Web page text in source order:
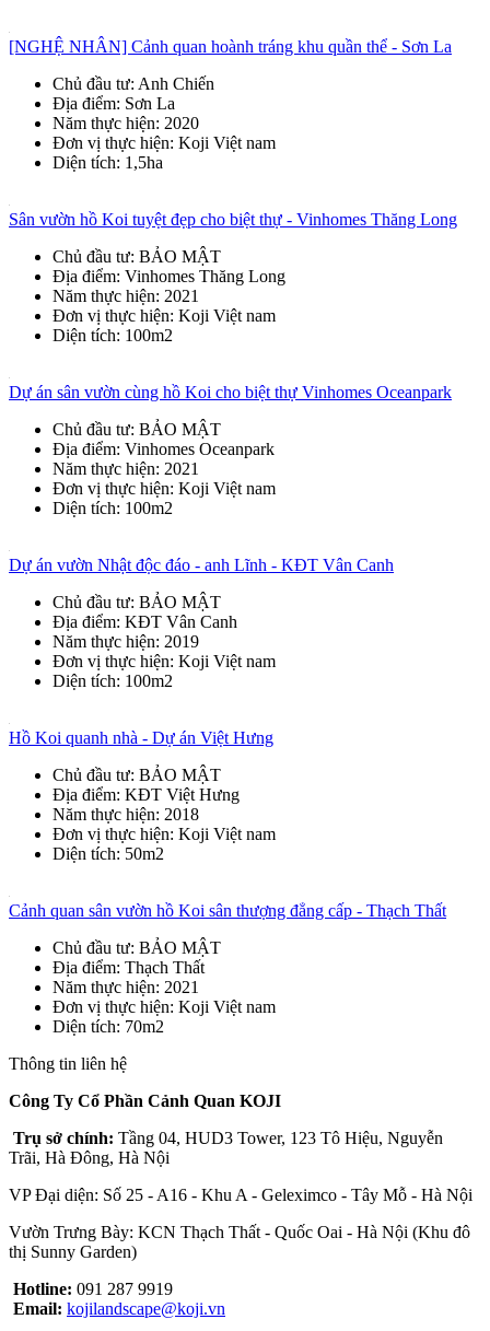
[NGHỆ NHÂN] Cảnh quan hoành tráng khu quần thể - Sơn La
Chủ đầu tư: Anh Chiến
Địa điểm: Sơn La
Năm thực hiện: 2020
Đơn vị thực hiện: Koji Việt nam
Diện tích: 1,5ha
Sân vườn hồ Koi tuyệt đẹp cho biệt thự - Vinhomes Thăng Long
Chủ đầu tư: BẢO MẬT
Địa điểm: Vinhomes Thăng Long
Năm thực hiện: 2021
Đơn vị thực hiện: Koji Việt nam
Diện tích: 100m2
Dự án sân vườn cùng hồ Koi cho biệt thự Vinhomes Oceanpark
Chủ đầu tư: BẢO MẬT
Địa điểm: Vinhomes Oceanpark
Năm thực hiện: 2021
Đơn vị thực hiện: Koji Việt nam
Diện tích: 100m2
Dự án vườn Nhật độc đáo - anh Lĩnh - KĐT Vân Canh
Chủ đầu tư: BẢO MẬT
Địa điểm: KĐT Vân Canh
Năm thực hiện: 2019
Đơn vị thực hiện: Koji Việt nam
Diện tích: 100m2
Hồ Koi quanh nhà - Dự án Việt Hưng
Chủ đầu tư: BẢO MẬT
Địa điểm: KĐT Việt Hưng
Năm thực hiện: 2018
Đơn vị thực hiện: Koji Việt nam
Diện tích: 50m2
Cảnh quan sân vườn hồ Koi sân thượng đẳng cấp - Thạch Thất
Chủ đầu tư: BẢO MẬT
Địa điểm: Thạch Thất
Năm thực hiện: 2021
Đơn vị thực hiện: Koji Việt nam
Diện tích: 70m2
Thông tin liên hệ
Công Ty Cổ Phần Cảnh Quan KOJI
Trụ sở chính: Tầng 04, HUD3 Tower, 123 Tô Hiệu, Nguyễn
Trãi, Hà Đông, Hà Nội
VP Đại diện: Số 25 - A16 - Khu A - Geleximco - Tây Mỗ - Hà Nội
Vườn Trưng Bày: KCN Thạch Thất - Quốc Oai - Hà Nội (Khu đô
thị Sunny Garden)
Hotline: 091 287 9919
Email: kojilandscape@koji.vn